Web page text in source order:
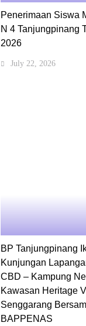
Penerimaan Siswa
N 4 Tanjungpinang
2026
July 22, 2026
BP Tanjungpinang
Kunjungan
CBD – Kampung
Kawasan Heritage
Senggarang
BAPPENAS